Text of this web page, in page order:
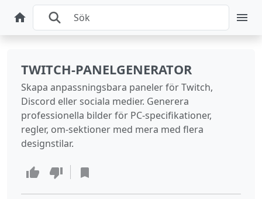
TWITCH‑PANELGENERATOR
Skapa anpassningsbara paneler för Twitch,
Discord eller sociala medier. Generera
professionella bilder för PC‑specifikationer,
regler, om‑sektioner med mera med flera
designstilar.